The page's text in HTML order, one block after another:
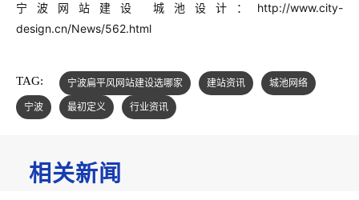
宁波网站建设 城池设计： http://www.city-
design.cn/News/562.html
TAG: 宁波扁平风网站建设选哪家 建站资讯
城池网络
宁波
最初定义 行业资讯
相关新闻